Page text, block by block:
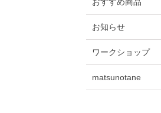
お知らせ
ワークショップ
matsunotane